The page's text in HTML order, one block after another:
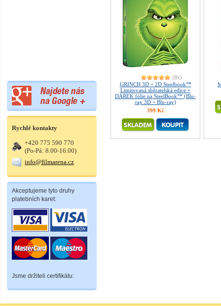
Rychlé kontakty
+420 775 590 770
(Po-Pá: 8.00-16.00)
info@filmarena.cz
Akceptujeme tyto druhy
platebních karet:
Jsme držiteli certifikátu:
(8x)
GRINCH 3D + 2D Steelbook™
Limitovaná sběratelská edice +
DÁREK fólie na SteelBook™ (Blu-
ray 3D + Blu-ray)
399 Kč